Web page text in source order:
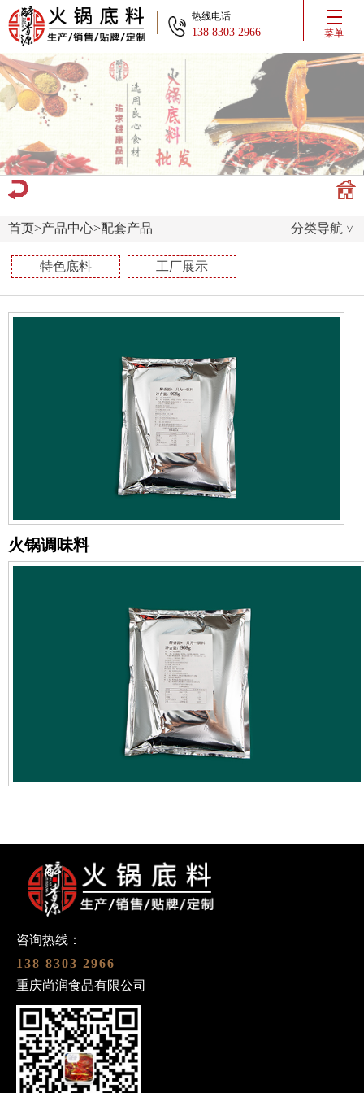
热线电话
138 8303 2966 菜单
首页>产品中心>配套产品 分类导航
特色底料 工厂展示
火锅调味料
咨询热线：
138 8303 2966
重庆尚润食品有限公司